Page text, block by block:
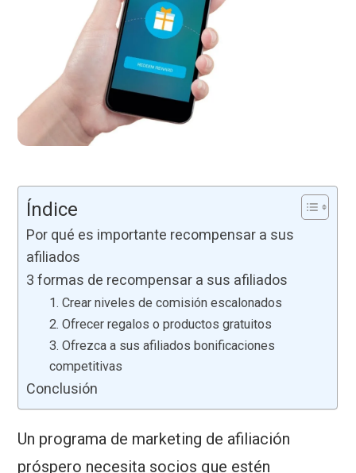
WordPress
Índice
Por qué es importante recompensar a sus
afiliados
3 formas de recompensar a sus afiliados
1. Crear niveles de comisión escalonados
2. Ofrecer regalos o productos gratuitos
3. Ofrezca a sus afiliados bonificaciones
competitivas
Conclusión
Un programa de marketing de afiliación
próspero necesita socios que estén